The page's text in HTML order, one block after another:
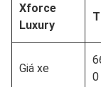
Xforce
Luxury
Giá xe
0